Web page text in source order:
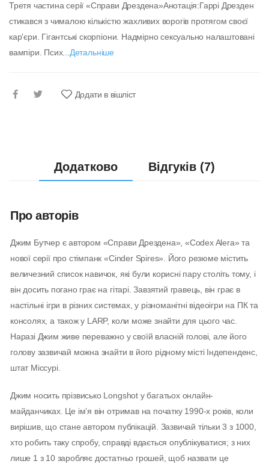
Третя частина серії «Справи Дрездена»Анотація:Гаррі Дрезден
стикався з чималою кількістю жахливих ворогів протягом своєї
кар'єри. Гігантські скорпіони. Надмірно сексуально налаштовані
вампіри. Псих...Детальніше
Додати в вішліст
Додатково Відгуків (7)
Про авторів
Джим Бутчер є автором «Справи Дрездена», «Codex Alera» та
нової серії про стімпанк «Cinder Spires». Його резюме містить
величезний список навичок, які були корисні пару століть тому, і
він досить погано грає на гітарі. Завзятий гравець, він грає в
настільні ігри в різних системах, у різноманітні відеоігри на ПК та
консолях, а також у LARP, коли може знайти для цього час.
Наразі Джим живе переважно у своїй власній голові, але його
голову зазвичай можна знайти в його рідному місті Індепенденс,
штат Міссурі.
Джим носить прізвисько Longshot у багатьох онлайн-
майданчиках. Це ім’я він отримав на початку 1990-х років, коли
вирішив, що стане автором публікацій. Зазвичай тільки 3 з 1000,
хто робить таку спробу, справді вдається опублікуватися; з них
лише 1 з 10 заробляє достатньо грошей, щоб назвати це